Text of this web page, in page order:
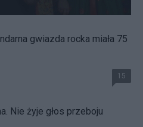
gwiazda rocka miała 75
15
Nie żyje głos przeboju